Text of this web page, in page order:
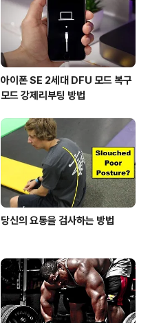
아이폰 SE 2세대 DFU 모드 복구
모드 강제리부팅 방법
당신의 요통을 검사하는 방법